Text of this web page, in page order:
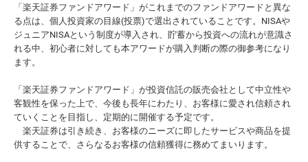
「楽天証券ファンドアワード」がこれまでのファンドアワードと異な
る点は、個人投資家の目線(投票)で選出されていることです。NISAや
ジュニアNISAという制度が導入され、貯蓄から投資への流れが意識さ
れる中、初心者に対しても本アワードが購入判断の際の御参考になり
ます。
「楽天証券ファンドアワード」が投資信託の販売会社として中立性や
客観性を保った上で、今後も長年にわたり、お客様に愛され信頼され
ていくことを目指し、定期的に開催する予定です。
楽天証券は引き続き、お客様のニーズに即したサービスや商品を提
供することで、さらなるお客様の信頼獲得に務めてまいります。